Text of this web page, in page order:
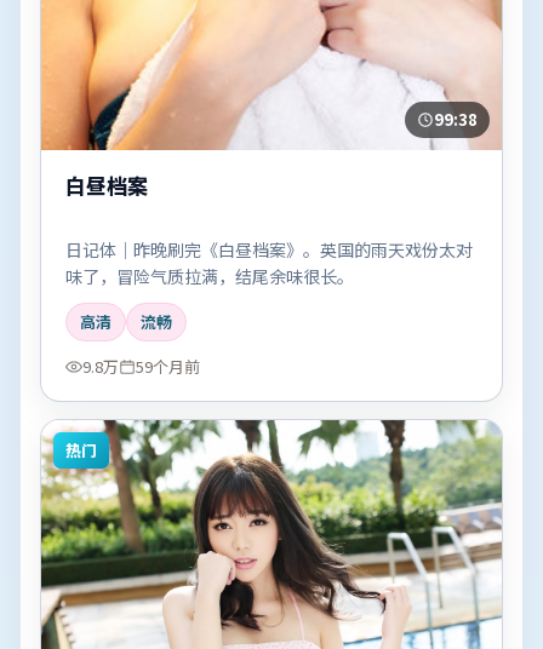
99:38
白昼档案
日记体｜昨晚刷完《白昼档案》。英国的雨天戏份太对
味了，冒险气质拉满，结尾余味很长。
高清
流畅
9.8万
59个月前
热门